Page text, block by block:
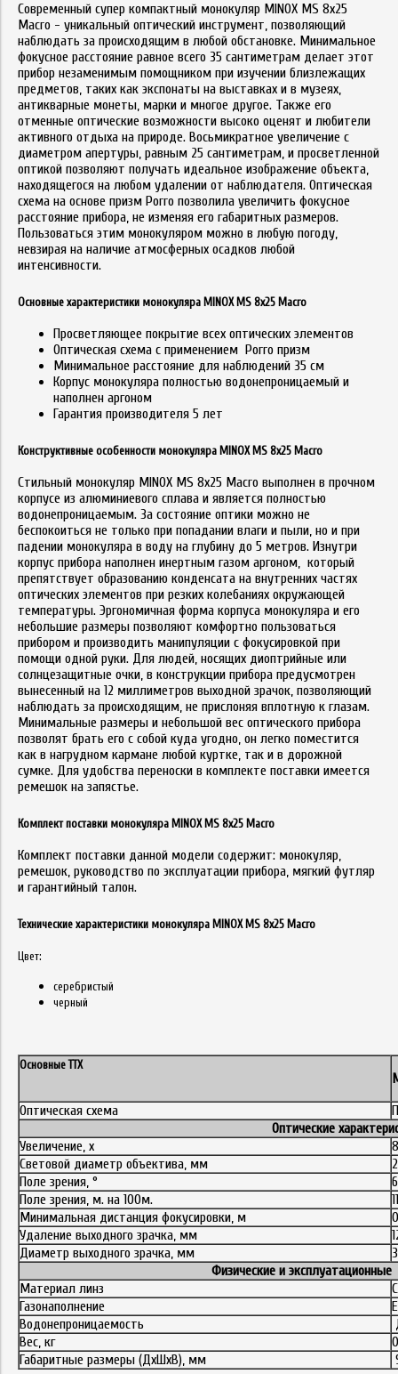
Современный супер компактный монокуляр MINOX MS 8x25
Macro - уникальный оптический инструмент, позволяющий
наблюдать за происходящим в любой обстановке. Минимальное
фокусное расстояние равное всего 35 сантиметрам делает этот
прибор незаменимым помощником при изучении близлежащих
предметов, таких как экспонаты на выставках и в музеях,
антикварные монеты, марки и многое другое. Также его
отменные оптические возможности высоко оценят и любители
активного отдыха на природе. Восьмикратное увеличение с
диаметром апертуры, равным 25 сантиметрам, и просветленной
оптикой позволяют получать идеальное изображение объекта,
находящегося на любом удалении от наблюдателя. Оптическая
схема на основе призм Porro позволила увеличить фокусное
расстояние прибора, не изменяя его габаритных размеров.
Пользоваться этим монокуляром можно в любую погоду,
невзирая на наличие атмосферных осадков любой
интенсивности.
Основные характеристики монокуляра MINOX MS 8x25 Macro
Просветляющее покрытие всех оптических элементов
Оптическая схема с применением Porro призм
Минимальное расстояние для наблюдений 35 см
Корпус монокуляра полностью водонепроницаемый и
наполнен аргоном
Гарантия производителя 5 лет
Конструктивные особенности монокуляра MINOX MS 8x25 Macro
Стильный монокуляр MINOX MS 8x25 Macro выполнен в прочном
корпусе из алюминиевого сплава и является полностью
водонепроницаемым. За состояние оптики можно не
беспокоиться не только при попадании влаги и пыли, но и при
падении монокуляра в воду на глубину до 5 метров. Изнутри
корпус прибора наполнен инертным газом аргоном, который
препятствует образованию конденсата на внутренних частях
оптических элементов при резких колебаниях окружающей
температуры. Эргономичная форма корпуса монокуляра и его
небольшие размеры позволяют комфортно пользоваться
прибором и производить манипуляции с фокусировкой при
помощи одной руки. Для людей, носящих диоптрийные или
солнцезащитные очки, в конструкции прибора предусмотрен
вынесенный на 12 миллиметров выходной зрачок, позволяющий
наблюдать за происходящим, не прислоняя вплотную к глазам.
Минимальные размеры и небольшой вес оптического прибора
позволят брать его с собой куда угодно, он легко поместится
как в нагрудном кармане любой куртке, так и в дорожной
сумке. Для удобства переноски в комплекте поставки имеется
ремешок на запястье.
Комплект поставки монокуляра MINOX MS 8x25 Macro
Комплект поставки данной модели содержит: монокуляр,
ремешок, руководство по эксплуатации прибора, мягкий футляр
и гарантийный талон.
Технические характеристики монокуляра MINOX MS 8x25 Macro
Цвет:
серебристый
черный
Основные ТТХ
Оптическая схема
Оптические
Увеличение, x
8
Световой диаметр объектива, мм
Поле зрения, °
Поле зрения, м. на 100м.
Минимальная дистанция фокусировки, м
Удаление выходного зрачка, мм
Диаметр выходного зрачка, мм
Физические и эксплуатационные
Материал линз
Газонаполнение
Водонепроницаемость
Вес, кг
Габаритные размеры (ДхШхВ), мм